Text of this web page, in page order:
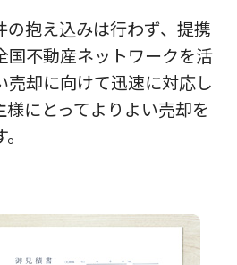
の抱え込みは行わず、提携
国不動産ネットワークを活
売却に向けて迅速に対応し
にとってよりよい売却を